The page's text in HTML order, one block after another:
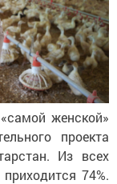
женской»
проекта
Из всех
74%.